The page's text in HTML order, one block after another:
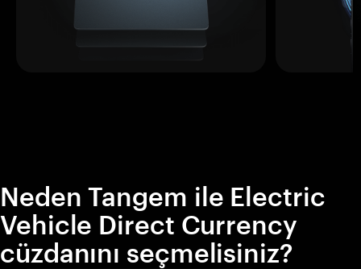
Neden Tangem ile Electric
Vehicle Direct Currency
cüzdanını seçmelisiniz?